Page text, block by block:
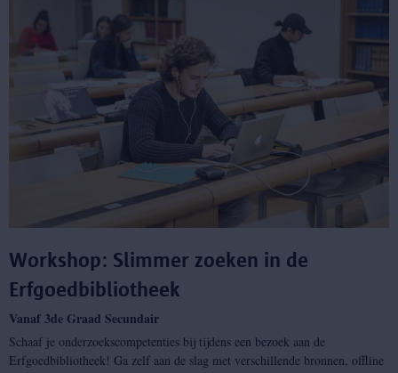
Workshop: Slimmer zoeken in de
Erfgoedbibliotheek
Vanaf 3de Graad Secundair
Schaaf je onderzoekscompetenties bij tijdens een bezoek aan de
Erfgoedbibliotheek! Ga zelf aan de slag met verschillende bronnen, offline